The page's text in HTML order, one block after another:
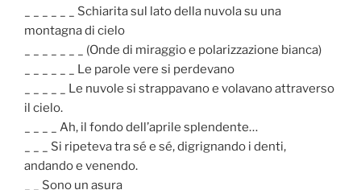
_ _ _ _ _ _ Schiarita sul lato della nuvola su una
montagna di cielo
_ _ _ _ _ _ _ (Onde di miraggio e polarizzazione bianca)
_ _ _ _ _ _ Le parole vere si perdevano
_ _ _ _ _ Le nuvole si strappavano e volavano attraverso
il cielo.
_ _ _ _ Ah, il fondo dell’aprile splendente…
_ _ _ Si ripeteva tra sé e sé, digrignando i denti,
andando e venendo.
_ _ Sono un asura